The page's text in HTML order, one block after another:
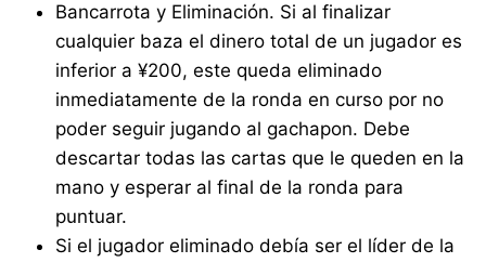
Bancarrota y Eliminación. Si al finalizar
cualquier baza el dinero total de un jugador es
inferior a ¥200, este queda eliminado
inmediatamente de la ronda en curso por no
poder seguir jugando al gachapon. Debe
descartar todas las cartas que le queden en la
mano y esperar al final de la ronda para
puntuar.
Si el jugador eliminado debía ser el líder de la